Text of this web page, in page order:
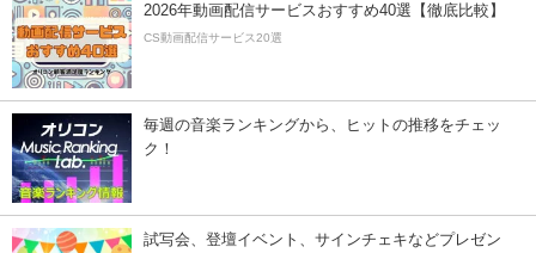
2026年動画配信サービスおすすめ40選【徹底比較】
CS動画配信サービス20選
毎週の音楽ランキングから、ヒットの推移をチェッ
ク！
試写会、登壇イベント、サインチェキなどプレゼン